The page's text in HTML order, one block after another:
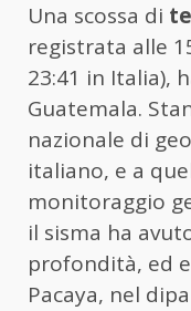
Una scossa di
registrata alle
23:41 in Italia),
Guatemala.
nazionale di
italiano, e a
monitoraggio
il sisma ha
profondità, ed
Pacaya, nel